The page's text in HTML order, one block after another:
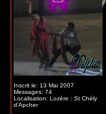
Inscrit le: 13 Mai 2007
Messages: 74
Localisation: Lozère : St Chély
d'Apcher